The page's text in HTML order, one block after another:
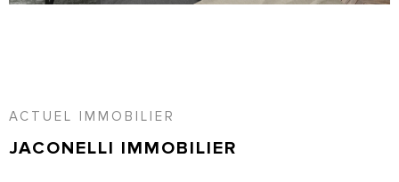
ACTUEL IMMOBILIER
JACONELLI IMMOBILIER
RECHERCHER